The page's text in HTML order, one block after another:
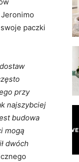
paczki
przy
najszybciej
budowa
mogą
dwóch